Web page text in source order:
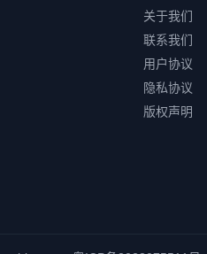
关于我们
联系我们
用户协议
隐私协议
版权声明